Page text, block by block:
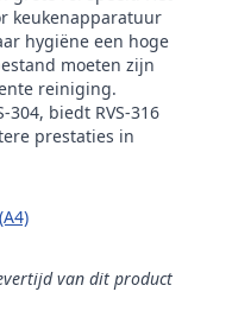
keukenapparatuur
hygiëne een hoge
moeten zijn
reiniging.
304, biedt RVS-316
prestaties in
van dit product